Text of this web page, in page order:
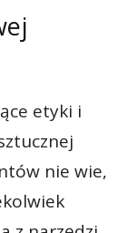
etyki i
nie wie,